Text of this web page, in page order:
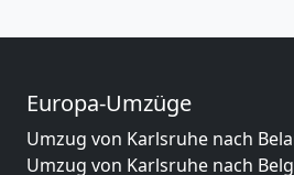
Europa-Umzüge
Umzug von Karlsruhe nach
Umzug von Karlsruhe nach